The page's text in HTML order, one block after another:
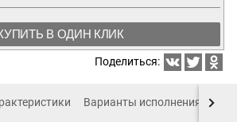
В ОДИН КЛИК
Поделиться:
Варианты исполнения